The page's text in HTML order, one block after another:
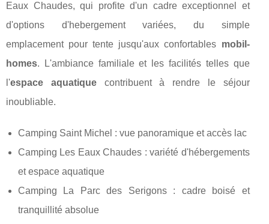
Eaux Chaudes, qui profite d'un cadre exceptionnel et
d'options d'hebergement variées, du simple
emplacement pour tente jusqu'aux confortables mobil-
homes. L'ambiance familiale et les facilités telles que
l'espace aquatiquecontribuent à rendre le séjour
inoubliable.
Camping Saint Michel : vue panoramique et accès lac
Camping Les Eaux Chaudes : variété d'hébergements
et espace aquatique
Camping La Parc des Serigons : cadre boisé et
tranquillité absolue